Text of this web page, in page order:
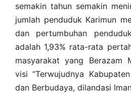
semakin tahun semakin
jumlah penduduk Karimun
dan pertumbuhan
adalah 1,93% rata-rata
masyarakat yang Berazam
visi “Terwujudnya
dan Berbudaya, dilandasi